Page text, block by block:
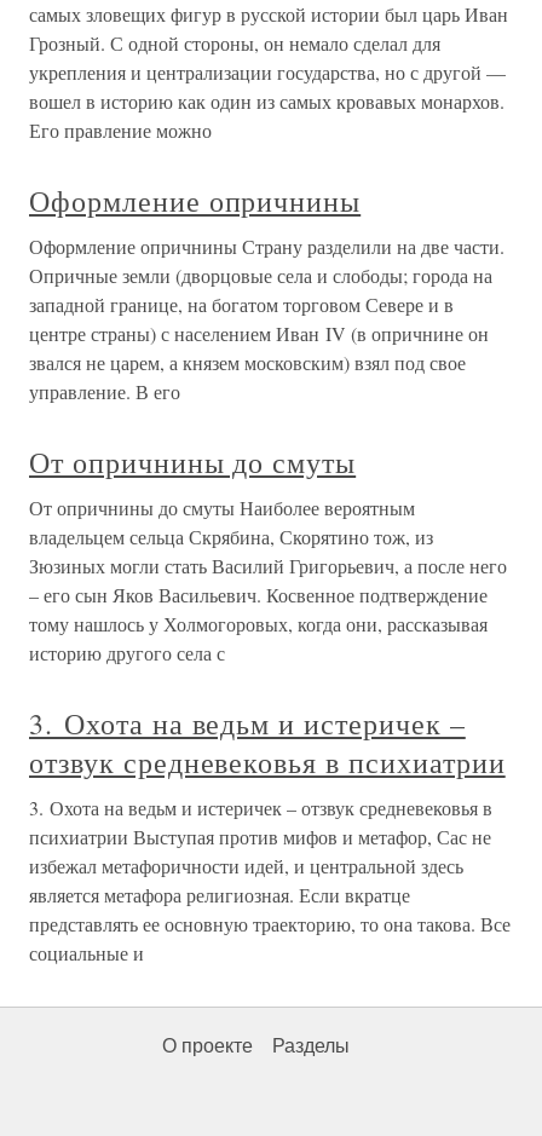
самых зловещих фигур в русской истории был царь Иван
Грозный. С одной стороны, он немало сделал для
укрепления и централизации государства, но с другой —
вошел в историю как один из самых кровавых монархов.
Его правление можно
Оформление опричнины
Оформление опричнины Страну разделили на две части.
Опричные земли (дворцовые села и слободы; города на
западной границе, на богатом торговом Севере и в
центре страны) с населением Иван IV (в опричнине он
звался не царем, а князем московским) взял под свое
управление. В его
От опричнины до смуты
От опричнины до смуты Наиболее вероятным
владельцем сельца Скрябина, Скорятино тож, из
Зюзиных могли стать Василий Григорьевич, а после него
– его сын Яков Васильевич. Косвенное подтверждение
тому нашлось у Холмогоровых, когда они, рассказывая
историю другого села с
3. Охота на ведьм и истеричек –
отзвук средневековья в психиатрии
3. Охота на ведьм и истеричек – отзвук средневековья в
психиатрии Выступая против мифов и метафор, Сас не
избежал метафоричности идей, и центральной здесь
является метафора религиозная. Если вкратце
представлять ее основную траекторию, то она такова. Все
социальные и
О проекте Разделы